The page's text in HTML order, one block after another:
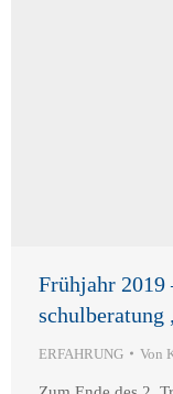
Frühjahr 2019
schulberatung
ERFAHRUNG Von